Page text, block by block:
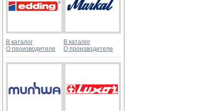
В каталог
О производителе
В каталог
О производителе